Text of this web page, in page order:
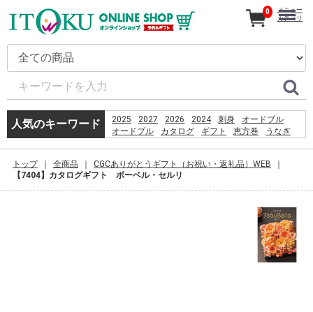
人気のキーワード 2025 2027 2026 2024 刺身
オードブル
オードブル
カタログ ギフト 恵方巻
うなぎ
%D8%B3%D8%A7%D8%AD%D9%84
%D8%A8%D8%B1%D8%A7%DB%8C
%D8%B4%D9%86%D8%A7
%D8%AF%D8%A7%D8%B1%D8%AF%D8%9F
%E9%A3%AF%E6%B2%BC%E8%A6%B3%E9%9F%B3
PlayStation 3 Wi-Fi Antenna Replacement
0
メニュー
カテゴリ
トップ 全商品
CGCありがとうギフト（お祝い・返礼品）WEB
【7404】カタログギフト ボーベル・セルリ